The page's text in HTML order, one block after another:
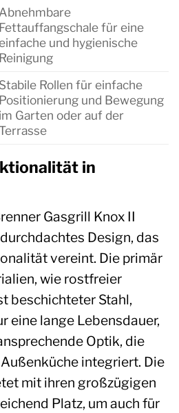
Abnehmbare
Fettauffangschale für eine
und hygienische
Reinigung
Stabile Rollen für einfache
Positionierung und Bewegung
im Garten oder auf der
in
Gasgrill Knox II
Design, das
vereint. Die primär
wie rostfreier
beschichteter Stahl,
eine lange Lebensdauer,
Optik, die
integriert. Die
mit ihren großzügigen
Platz, um auch für